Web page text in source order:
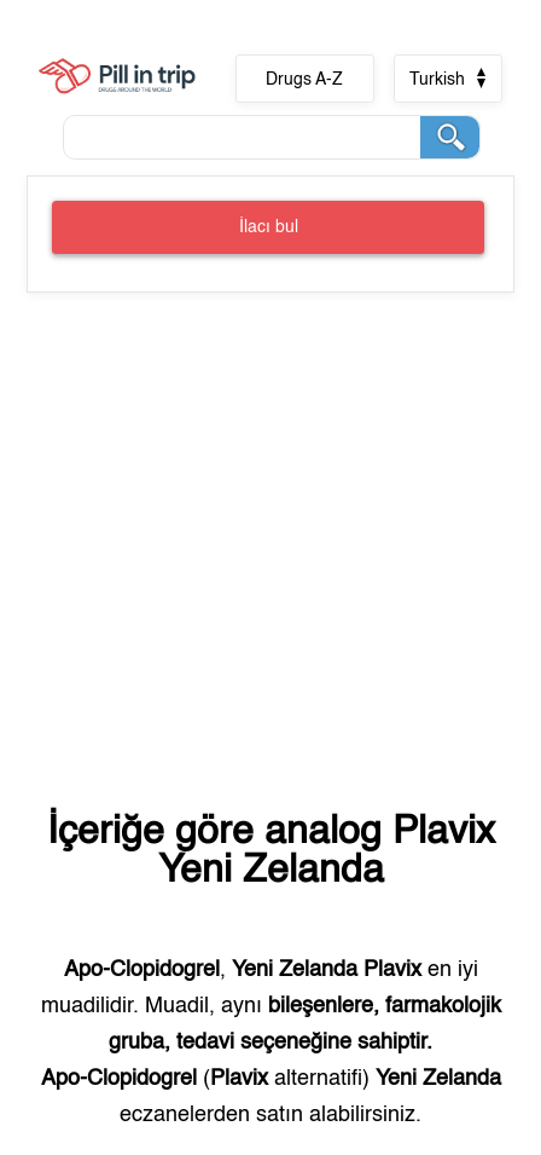
Drugs A-Z Turkish
İlacı bul
İçeriğe göre analog Plavix
Yeni Zelanda
Apo-Clopidogrel , Yeni Zelanda Plavixen iyi
muadilidir. Muadil, aynı bileşenlere, farmakolojik
gruba, tedavi seçeneğine sahiptir.
Apo-Clopidogrel ( Plavixalternatifi) Yeni Zelanda
eczanelerden satın alabilirsiniz.